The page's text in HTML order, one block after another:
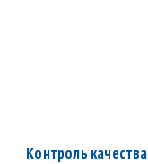
Контроль качества